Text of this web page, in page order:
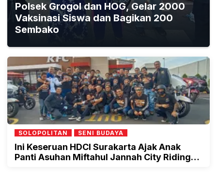
Polsek Grogol dan HOG, Gelar 2000
Vaksinasi Siswa dan Bagikan 200
Sembako
SOLOPOLITAN SENI BUDAYA
Ini Keseruan HDCI Surakarta Ajak Anak
Panti Asuhan Miftahul Jannah City Riding